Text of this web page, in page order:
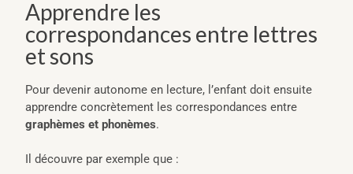
Apprendre les
correspondances entre lettres
et sons
Pour devenir autonome en lecture, l’enfant doit ensuite
apprendre concrètement les correspondances entre
graphèmes et phonèmes.
Il découvre par exemple que :